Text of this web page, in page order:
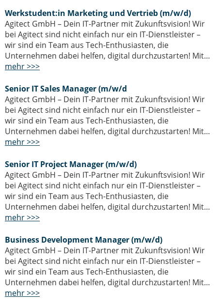
Start-Up Augsburg
Werkstudent:in Marketing und Vertrieb (m/w/d)
Agitect GmbH – Dein IT-Partner mit Zukunftsvision! Wir
bei Agitect sind nicht einfach nur ein IT-Dienstleister –
wir sind ein Team aus Tech-Enthusiasten, die
Unternehmen dabei helfen, digital durchzustarten! Mit…
mehr >>>
Senior IT Sales Manager (m/w/d
Agitect GmbH – Dein IT-Partner mit Zukunftsvision! Wir
bei Agitect sind nicht einfach nur ein IT-Dienstleister –
wir sind ein Team aus Tech-Enthusiasten, die
Unternehmen dabei helfen, digital durchzustarten! Mit…
mehr >>>
Senior IT Project Manager (m/w/d)
Agitect GmbH – Dein IT-Partner mit Zukunftsvision! Wir
bei Agitect sind nicht einfach nur ein IT-Dienstleister –
wir sind ein Team aus Tech-Enthusiasten, die
Unternehmen dabei helfen, digital durchzustarten! Mit…
mehr >>>
Business Development Manager (m/w/d)
Agitect GmbH – Dein IT-Partner mit Zukunftsvision! Wir
bei Agitect sind nicht einfach nur ein IT-Dienstleister –
wir sind ein Team aus Tech-Enthusiasten, die
Unternehmen dabei helfen, digital durchzustarten! Mit…
mehr >>>